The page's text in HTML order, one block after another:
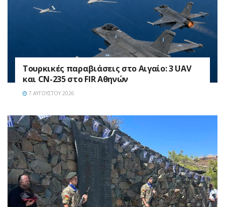
Τουρκικές παραβιάσεις στο Αιγαίο: 3 UAV
και CN-235 στο FIR Αθηνών
7 ΑΥΓΟΎΣΤΟΥ 2026